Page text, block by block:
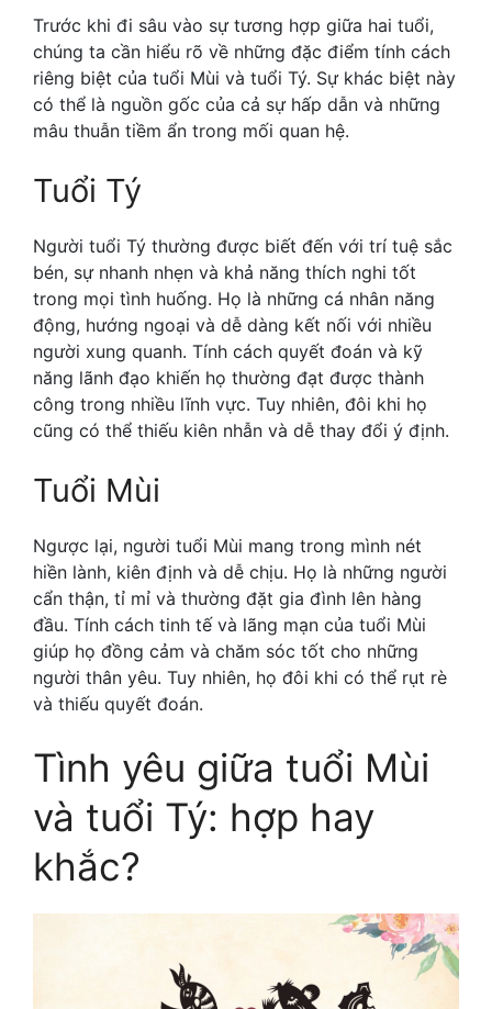
Trước khi đi sâu vào sự tương hợp giữa hai tuổi,
chúng ta cần hiểu rõ về những đặc điểm tính cách
riêng biệt của tuổi Mùi và tuổi Tý. Sự khác biệt này
có thể là nguồn gốc của cả sự hấp dẫn và những
mâu thuẫn tiềm ẩn trong mối quan hệ.
Tuổi Tý
Người tuổi Tý thường được biết đến với trí tuệ sắc
bén, sự nhanh nhẹn và khả năng thích nghi tốt
trong mọi tình huống. Họ là những cá nhân năng
động, hướng ngoại và dễ dàng kết nối với nhiều
người xung quanh. Tính cách quyết đoán và kỹ
năng lãnh đạo khiến họ thường đạt được thành
công trong nhiều lĩnh vực. Tuy nhiên, đôi khi họ
cũng có thể thiếu kiên nhẫn và dễ thay đổi ý định.
Tuổi Mùi
Ngược lại, người tuổi Mùi mang trong mình nét
hiền lành, kiên định và dễ chịu. Họ là những người
cẩn thận, tỉ mỉ và thường đặt gia đình lên hàng
đầu. Tính cách tinh tế và lãng mạn của tuổi Mùi
giúp họ đồng cảm và chăm sóc tốt cho những
người thân yêu. Tuy nhiên, họ đôi khi có thể rụt rè
và thiếu quyết đoán.
Tình yêu giữa tuổi Mùi
và tuổi Tý: hợp hay
khắc?